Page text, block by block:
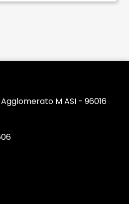
M ASI - 96016